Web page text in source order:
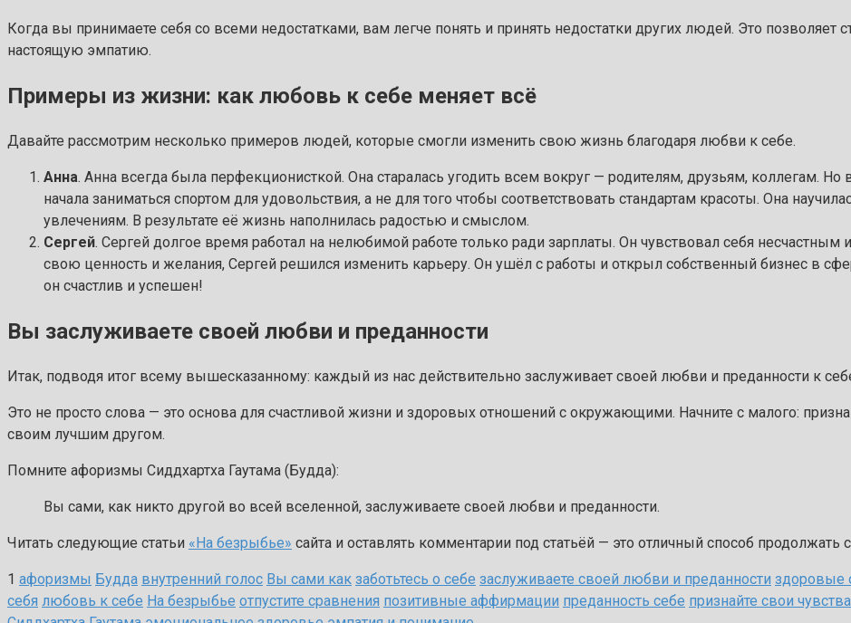
Когда вы принимаете себя со всеми недостатками, вам легче понять и принять недостатки других людей. Это позволяет
настоящую эмпатию.
Примеры из жизни: как любовь к себе меняет всё
Давайте рассмотрим несколько примеров людей, которые смогли изменить свою жизнь благодаря любви к себе.
Анна. Анна всегда была перфекционисткой. Она старалась угодить всем вокруг — родителям, друзьям, коллегам. Но
начала заниматься спортом для удовольствия, а не для того чтобы соответствовать стандартам красоты. Она
увлечениям. В результате её жизнь наполнилась радостью и смыслом.
Сергей. Сергей долгое время работал на нелюбимой работе только ради зарплаты. Он чувствовал себя
свою ценность и желания, Сергей решился изменить карьеру. Он ушёл с работы и открыл собственный бизнес в
он счастлив и успешен!
Вы заслуживаете своей любви и преданности
Итак, подводя итог всему вышесказанному: каждый из нас действительно заслуживает своей любви и преданности к
Это не просто слова — это основа для счастливой жизни и здоровых отношений с окружающими. Начните с малого:
своим лучшим другом.
Помните афоризмы Сиддхартха Гаутама (Будда):
Вы сами, как никто другой во всей вселенной, заслуживаете своей любви и преданности.
Читать следующие статьи «На безрыбье» сайта и оставлять комментарии под статьёй — это отличный способ
1 афоризмы Будда внутренний голос Вы сами как заботьтесь о себе заслуживаете своей любви и преданности здоровые
себя любовь к себе На безрыбье отпустите сравнения позитивные аффирмации преданность себе признайте свои чувства